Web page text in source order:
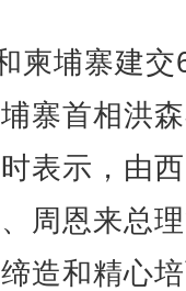
埔寨建交
寨首相洪
表示，由
周恩来总
造和精心